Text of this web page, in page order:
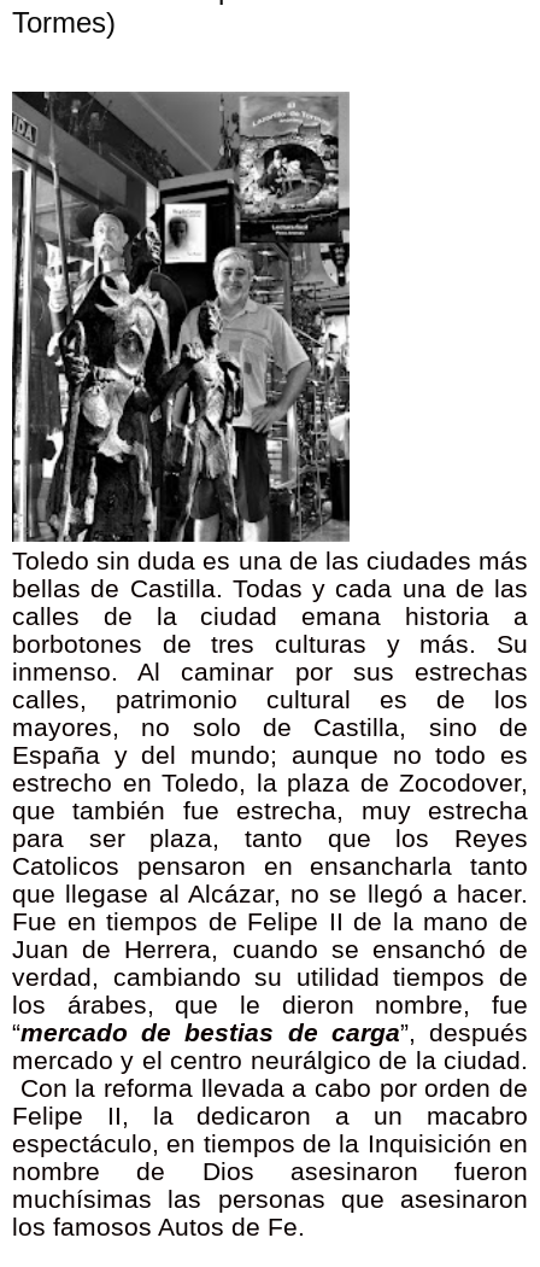
Tormes)
Toledo sin duda es una de las ciudades más
bellas de Castilla. Todas y cada una de las
calles de la ciudad emana historia a
borbotones de tres culturas y más. Su
inmenso. Al caminar por sus estrechas
calles, patrimonio cultural es de los
mayores, no solo de Castilla, sino de
España y del mundo; aunque no todo es
estrecho en Toledo, la plaza de Zocodover,
que también fue estrecha, muy estrecha
para ser plaza, tanto que los Reyes
Catolicos pensaron en ensancharla tanto
que llegase al Alcázar, no se llegó a hacer.
Fue en tiempos de Felipe II de la mano de
Juan de Herrera, cuando se ensanchó de
verdad, cambiando su utilidad tiempos de
los árabes, que le dieron nombre, fue
“mercado de bestias de carga”, después
mercado y el centro neurálgico de la ciudad.
Con la reforma llevada a cabo por orden de
Felipe II, la dedicaron a un macabro
espectáculo, en tiempos de la Inquisición en
nombre de Dios asesinaron fueron
muchísimas las personas que asesinaron
los famosos Autos de Fe.